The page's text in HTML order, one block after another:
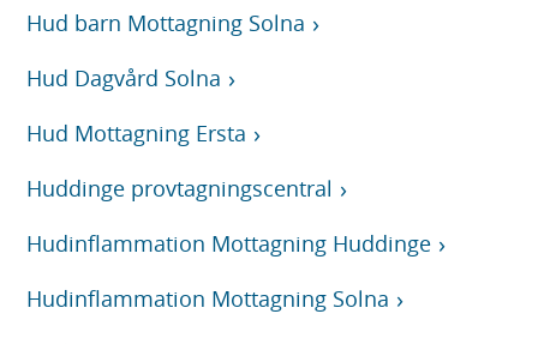
Hud barn Mottagning Solna
Hud Dagvård Solna
Hud Mottagning Ersta
Huddinge provtagningscentral
Hudinflammation Mottagning Huddinge
Hudinflammation Mottagning Solna